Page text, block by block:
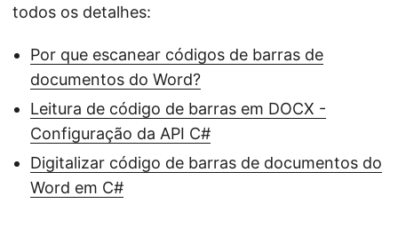
todos os detalhes:
Por que escanear códigos de barras de
documentos do Word?
Leitura de código de barras em DOCX -
Configuração da API C#
Digitalizar código de barras de documentos do
Word em C#